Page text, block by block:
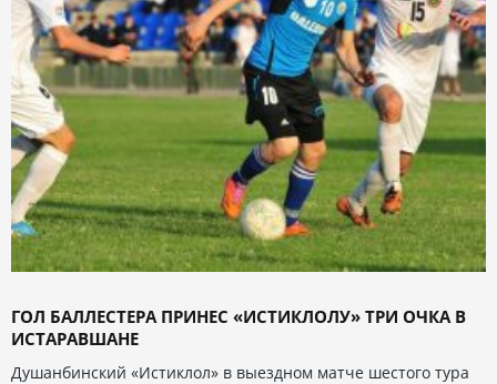
ГОЛ БАЛЛЕСТЕРА ПРИНЕС «ИСТИКЛОЛУ» ТРИ ОЧКА В
ИСТАРАВШАНЕ
Душанбинский «Истиклол» в выездном матче шестого тура